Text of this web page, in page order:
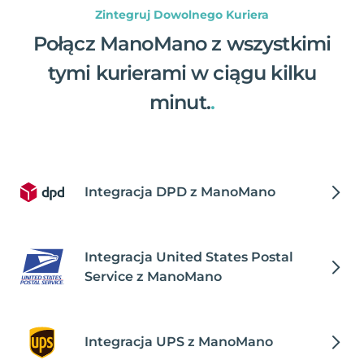
Zintegruj Dowolnego Kuriera
Połącz ManoMano z wszystkimi
tymi kurierami w ciągu kilku
minut..
Integracja DPD z ManoMano
Integracja United States Postal
Service z ManoMano
Integracja UPS z ManoMano